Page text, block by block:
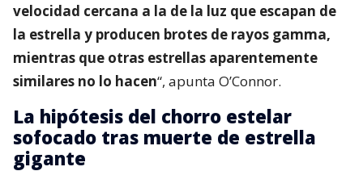
velocidad cercana a la de la luz que escapan de
la estrella y producen brotes de rayos gamma,
mientras que otras estrellas aparentemente
similares no lo hacen“, apunta O’Connor.
La hipótesis del chorro estelar
sofocado tras muerte de estrella
gigante